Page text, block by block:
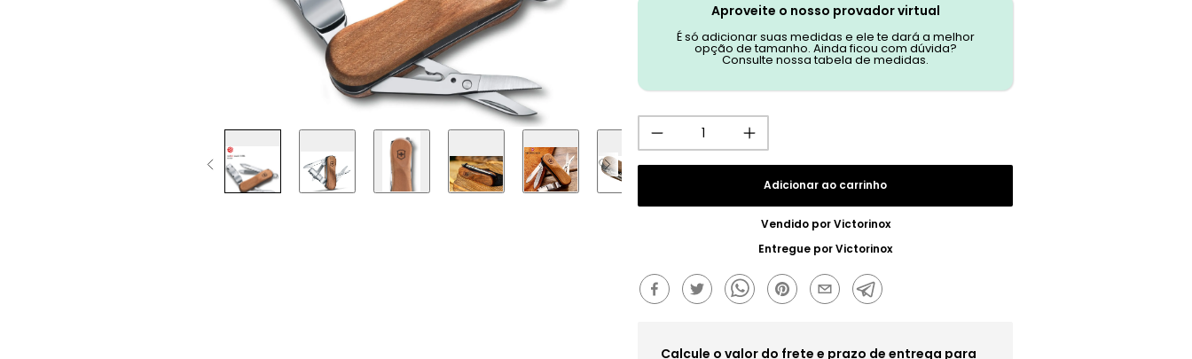
Aproveite o nosso provador virtual
É só adicionar suas medidas e ele te dará a melhor
opção de tamanho. Ainda ficou com dúvida?
Consulte nossa tabela de medidas.
Adicionar ao carrinho
Vendido porVictorinox
Entregue porVictorinox